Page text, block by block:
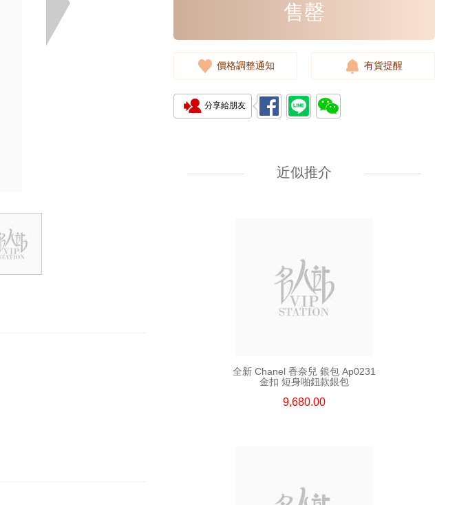
售罄
價格調整通知 有貨提醒
分享給朋友
近似推介
7,080.00
全新 Chanel 香奈兒 銀包 Ap0231
金扣 短身啪鈕款銀包
9,680.00